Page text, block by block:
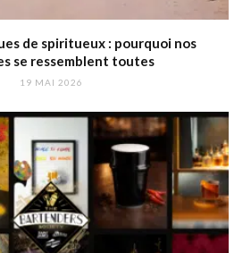
de spiritueux : pourquoi nos
se ressemblent toutes
19 MAI 2026